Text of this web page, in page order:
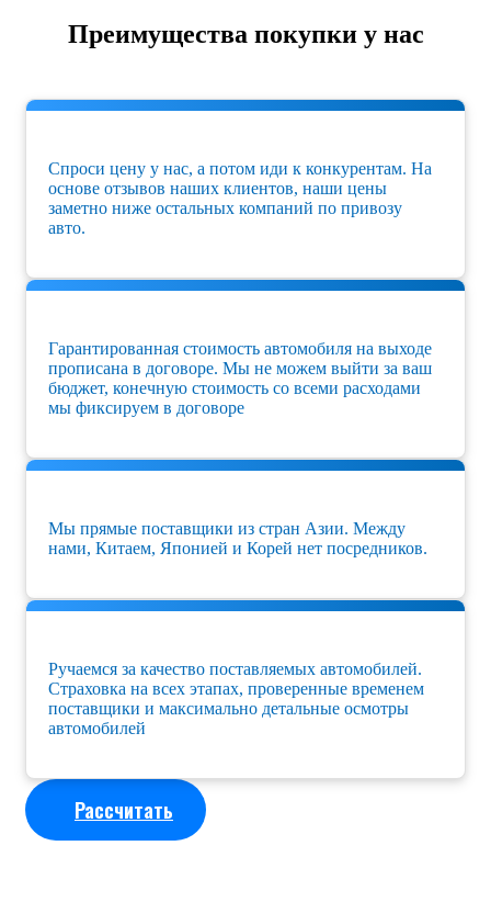
Преимущества покупки у нас
Спроси цену у нас, а потом иди к конкурентам. На
основе отзывов наших клиентов, наши цены
заметно ниже остальных компаний по привозу
авто.
Гарантированная стоимость автомобиля на выходе
прописана в договоре. Мы не можем выйти за ваш
бюджет, конечную стоимость со всеми расходами
мы фиксируем в договоре
Мы прямые поставщики из стран Азии. Между
нами, Китаем, Японией и Корей нет посредников.
Ручаемся за качество поставляемых автомобилей.
Страховка на всех этапах, проверенные временем
поставщики и максимально детальные осмотры
автомобилей
Рассчитать